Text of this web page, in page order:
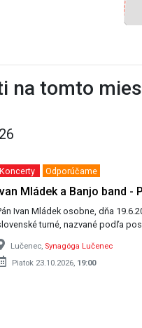
na tomto
Koncerty Odporúčame
Mládek a Banjo band -
Ivan Mládek osobne, dňa 19.6.2026,
turné, nazvané podľa
Lučenec, Synagóga Lučenec
Piatok 23.10.2026, 19:00